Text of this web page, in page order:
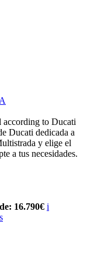
according to Ducati
Ducati dedicada a
y elige el
a tus necesidades.
16.790€ i